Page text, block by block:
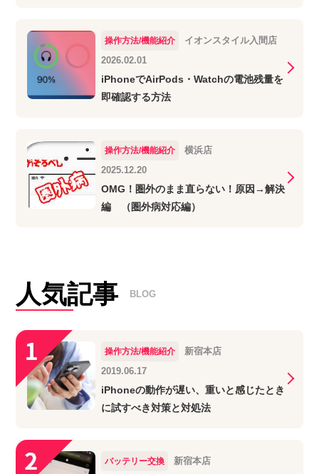
操作方法/機能紹介
イオンスタイル入間店
2026.02.01
iPhoneでAirPods・Watchの電池残量を
即確認する方法
操作方法/機能紹介
横浜店
2025.12.20
OMG！圏外のまま直らない！原因→解決
編 （圏外病対応編）
人気記事 BLOG
操作方法/機能紹介
新宿本店
2019.06.17
iPhoneの動作が遅い、重いと感じたとき
に試すべき対策と対処法
バッテリー交換
新宿本店